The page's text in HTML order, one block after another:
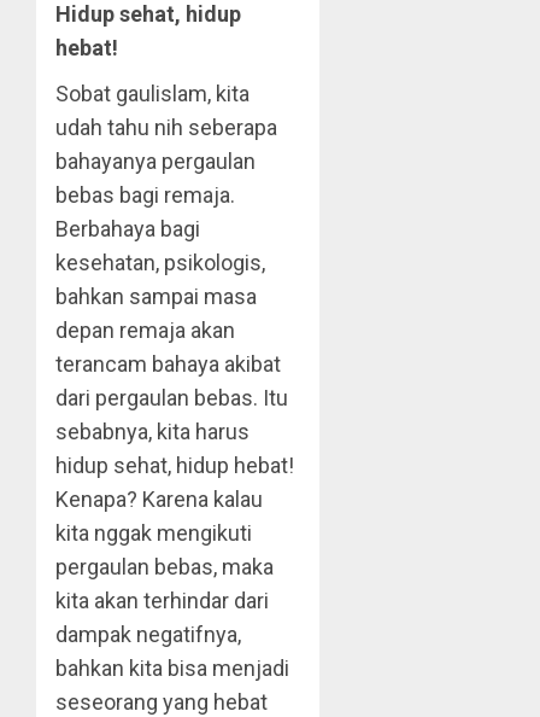
Hidup sehat, hidup
hebat!
Sobat gaulislam, kita
udah tahu nih seberapa
bahayanya pergaulan
bebas bagi remaja.
Berbahaya bagi
kesehatan, psikologis,
bahkan sampai masa
depan remaja akan
terancam bahaya akibat
dari pergaulan bebas. Itu
sebabnya, kita harus
hidup sehat, hidup hebat!
Kenapa? Karena kalau
kita nggak mengikuti
pergaulan bebas, maka
kita akan terhindar dari
dampak negatifnya,
bahkan kita bisa menjadi
seseorang yang hebat